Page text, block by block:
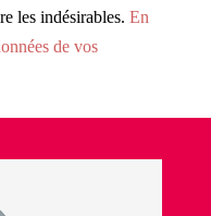
les indésirables. En
de vos